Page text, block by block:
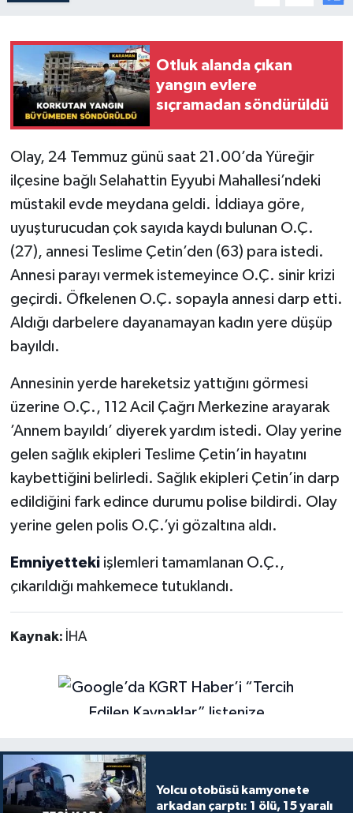
Otluk alanda çıkan
yangın evlere
sıçramadan söndürüldü
Olay, 24 Temmuz günü saat 21.00’da Yüreğir
ilçesine bağlı Selahattin Eyyubi Mahallesi’ndeki
müstakil evde meydana geldi. İddiaya göre,
uyuşturucudan çok sayıda kaydı bulunan O.Ç.
(27), annesi Teslime Çetin’den (63) para istedi.
Annesi parayı vermek istemeyince O.Ç. sinir krizi
geçirdi. Öfkelenen O.Ç. sopayla annesi darp etti.
Aldığı darbelere dayanamayan kadın yere düşüp
bayıldı.
Annesinin yerde hareketsiz yattığını görmesi
üzerine O.Ç., 112 Acil Çağrı Merkezine arayarak
’Annem bayıldı’ diyerek yardım istedi. Olay yerine
gelen sağlık ekipleri Teslime Çetin’in hayatını
kaybettiğini belirledi. Sağlık ekipleri Çetin’in darp
edildiğini fark edince durumu polise bildirdi. Olay
yerine gelen polis O.Ç.’yi gözaltına aldı.
Emniyettekiişlemleri tamamlanan O.Ç.,
çıkarıldığı mahkemece tutuklandı.
Kaynak: İHA
Yolcu otobüsü kamyonete
arkadan çarptı: 1 ölü, 15 yaralı